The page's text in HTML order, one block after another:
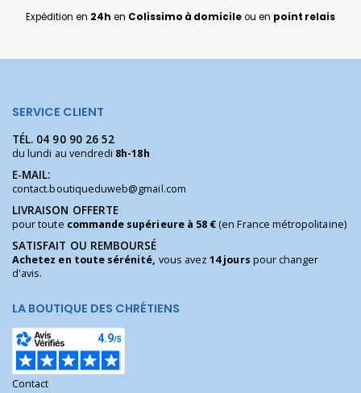
Expédition en 24h en Colissimo à domicileou en point relais
SERVICE CLIENT
TÉL. 04 90 90 26 52
du lundi au vendredi 8h-18h
E-MAIL:
contact.boutiqueduweb@gmail.com
LIVRAISON OFFERTE
pour toute commande supérieure à 58 €(en France métropolitaine)
SATISFAIT OU REMBOURSÉ
Achetez en toute sérénité, vous avez14 jours pour changer
d'avis.
LA BOUTIQUE DES CHRÉTIENS
Contact